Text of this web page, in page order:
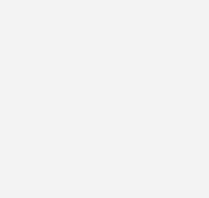
Spanne von 1,5 bis 5 Ct/kWh für die Gas-
den vorgenannten Musterverbrauch
Mehrkosten von 270 bis 900 Euro/a, gibt es
für die Gas-Umlage, betragen die
321 bis 1071 Euro/a für den
Vergleich: Im Jahr 2021 lag der Erdgaspreis
nach Angaben des BDEW inkl. aller Steuern
Ct/kWh. Der Musterhaushalt hatte damit
Euro/a.